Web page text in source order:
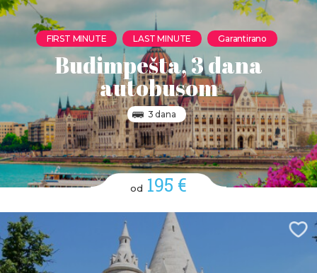
FIRST MINUTE LAST MINUTE Garantirano
Budimpešta, 3 dana
autobusom
3 dana
od 195 €